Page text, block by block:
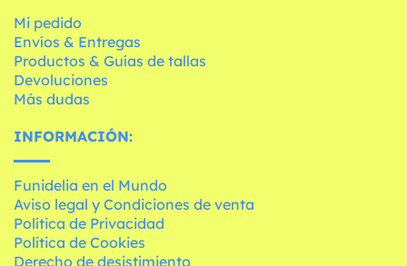
Mi pedido
Envíos & Entregas
Productos & Guías de tallas
Devoluciones
Más dudas
INFORMACIÓN:
Funidelia en el Mundo
Aviso legal y Condiciones de venta
Política de Privacidad
Política de Cookies
Derecho de desistimiento